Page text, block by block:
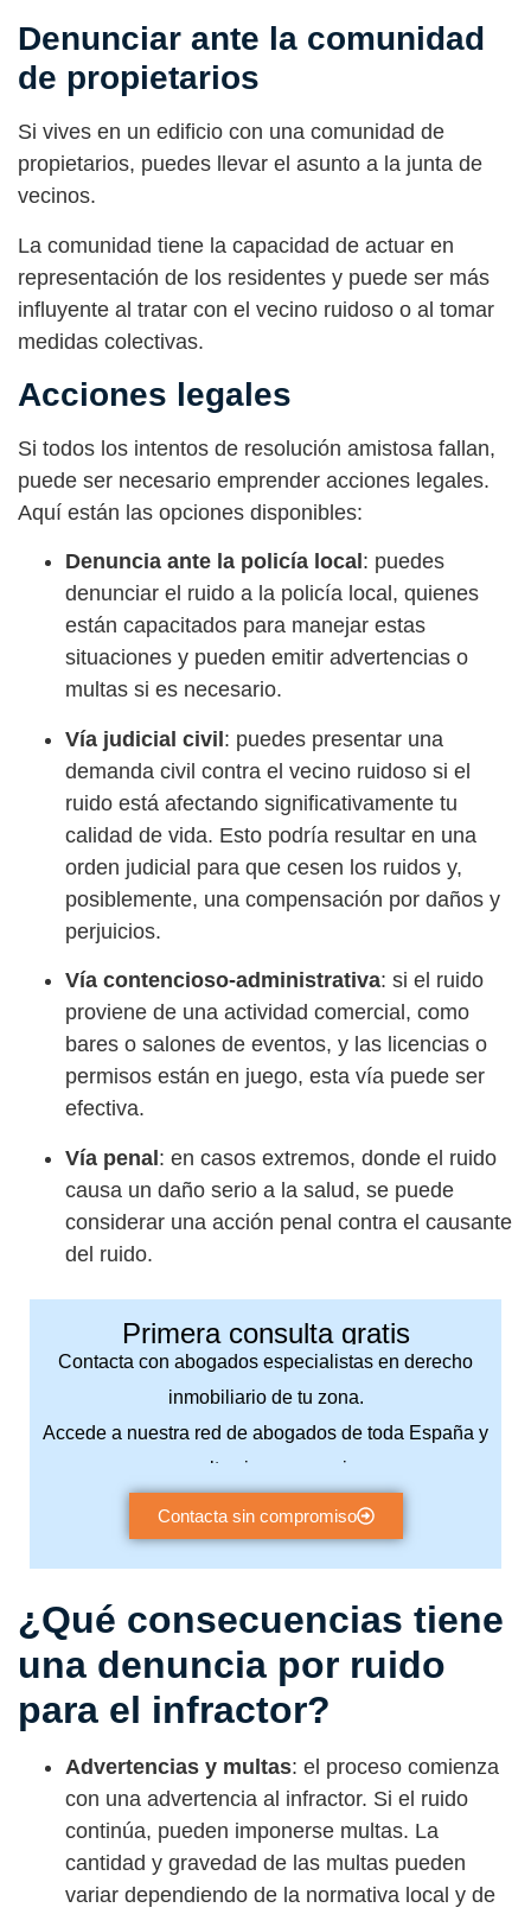
Denunciar ante la comunidad
de propietarios
Si vives en un edificio con una comunidad de
propietarios, puedes llevar el asunto a la junta de
vecinos.
La comunidad tiene la capacidad de actuar en
representación de los residentes y puede ser más
influyente al tratar con el vecino ruidoso o al tomar
medidas colectivas.
Acciones legales
Si todos los intentos de resolución amistosa fallan,
puede ser necesario emprender acciones legales.
Aquí están las opciones disponibles:
Denuncia ante la policía local : puedes
denunciar el ruido a la policía local, quienes
están capacitados para manejar estas
situaciones y pueden emitir advertencias o
multas si es necesario.
Vía judicial civil: puedes presentar una
demanda civil contra el vecino ruidoso si el
ruido está afectando significativamente tu
calidad de vida. Esto podría resultar en una
orden judicial para que cesen los ruidos y,
posiblemente, una compensación por daños y
perjuicios.
Vía contencioso-administrativa: si el ruido
proviene de una actividad comercial, como
bares o salones de eventos, y las licencias o
permisos están en juego, esta vía puede ser
efectiva.
Vía penal: en casos extremos, donde el ruido
causa un daño serio a la salud, se puede
considerar una acción penal contra el causante
del ruido.
Primera consulta gratis
Contacta con abogados especialistas en derecho
inmobiliario de tu zona.
Accede a nuestra red de abogados de toda España y
consulta sin compromiso.
Contacta sin compromiso
¿Qué consecuencias tiene
una denuncia por ruido
para el infractor?
Advertencias y multas: el proceso comienza
con una advertencia al infractor. Si el ruido
continúa, pueden imponerse multas. La
cantidad y gravedad de las multas pueden
variar dependiendo de la normativa local y de